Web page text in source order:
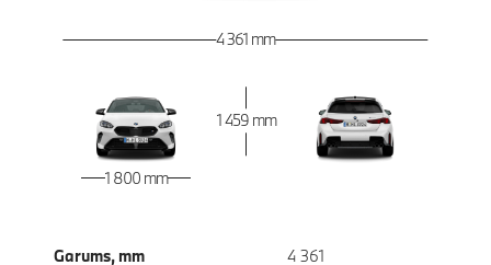
4 361 mm
1 800 mm
1 459 mm
Garums, mm 4 361